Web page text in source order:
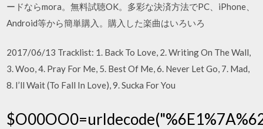
ードならmora。無料試聴OK。多彩な決済方法でPC、iPhone、
Android等から簡単購入。購入した楽曲はいろいろ
2017/06/13 Tracklist: 1. Back To Love, 2. Writing On The Wall,
3. Woo, 4. Pray For Me, 5. Best Of Me, 6. Never Let Go, 7. Mad,
8. I’ll Wait (To Fall In Love), 9. Sucka For You